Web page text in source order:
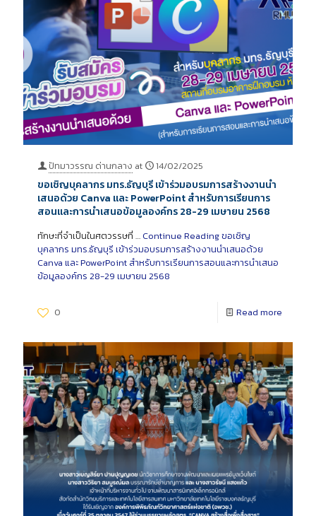
ปัทมาวรรณ ด่านกลาง at 14/02/2025
ขอเชิญบุคลากร มทร.ธัญบุรี เข้าร่วมอบรมการสร้างงานนำ
เสนอด้วย Canva และ PowerPoint สำหรับการเรียนการ
สอนและการนำเสนอข้อมูลองค์กร 28-29 เมษายน 2568
ทักษะที่จำเป็นในศตวรรษที่ … Continue Readingขอเชิญ
บุคลากร มทร.ธัญบุรี เข้าร่วมอบรมการสร้างงานนำเสนอด้วย
Canva และ PowerPoint สำหรับการเรียนการสอนและการนำเสนอ
ข้อมูลองค์กร 28-29 เมษายน 2568
0 Read more